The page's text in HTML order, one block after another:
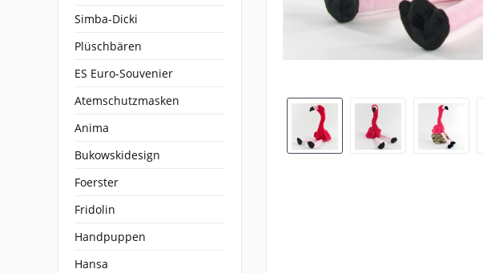
Simba-Dicki
Plüschbären
ES Euro-Souvenier
Atemschutzmasken
Anima
Bukowskidesign
Foerster
Fridolin
Handpuppen
Hansa